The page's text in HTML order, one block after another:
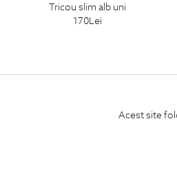
Acest site
tricou slim alb uni
170Lei